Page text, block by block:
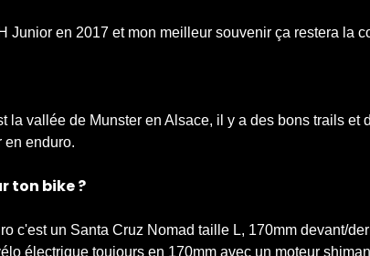
Junior en 2017 et mon meilleur souvenir ça restera la
la vallée de Munster en Alsace, il y a des bons trails et
en enduro.
ton bike ?
c'est un Santa Cruz Nomad taille L, 170mm devant/
électrique toujours en 170mm avec un moteur